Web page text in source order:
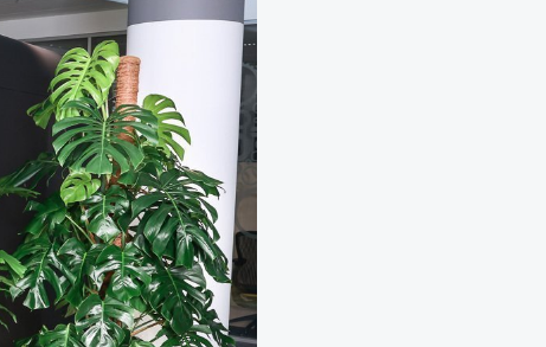
Neobyčejná čistička vzduchu NAAVA
Jednorázový pronájem na eventy
Návrhy, realizace a údržba teras